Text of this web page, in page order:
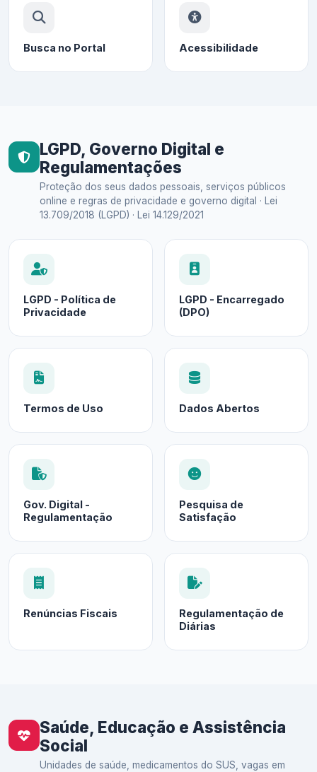
Busca no Portal Acessibilidade
LGPD, Governo Digital e
Regulamentações
Proteção dos seus dados pessoais, serviços públicos
online e regras de privacidade e governo digital · Lei
13.709/2018 (LGPD) · Lei 14.129/2021
LGPD - Política de
Privacidade
LGPD - Encarregado
(DPO)
Termos de Uso Dados Abertos
Gov. Digital -
Regulamentação
Pesquisa de
Satisfação
Renúncias Fiscais
Regulamentação de
Diárias
Saúde, Educação e Assistência
Social
Unidades de saúde, medicamentos do SUS, vagas em